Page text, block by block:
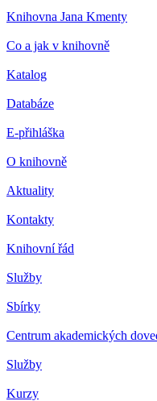
Knihovna Jana Kmenty
Co a jak v knihovně
Katalog
Databáze
E-přihláška
O knihovně
Aktuality
Kontakty
Knihovní řád
Služby
Sbírky
Centrum akademických
Služby
Kurzy